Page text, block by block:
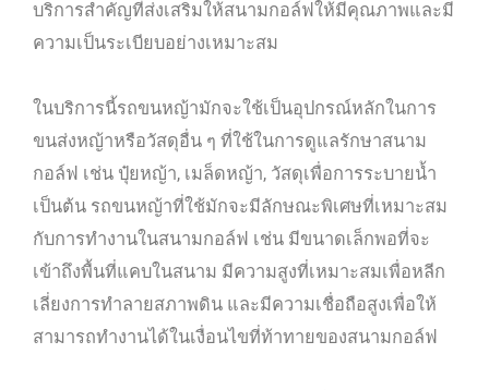
บริการสำคัญที่ส่งเสริมให้สนามกอล์ฟให้มีคุณภาพและมี
ความเป็นระเบียบอย่างเหมาะสม
ในบริการนี้รถขนหญ้ามักจะใช้เป็นอุปกรณ์หลักในการ
ขนส่งหญ้าหรือวัสดุอื่น ๆ ที่ใช้ในการดูแลรักษาสนาม
กอล์ฟ เช่น ปุ๋ยหญ้า, เมล็ดหญ้า, วัสดุเพื่อการระบายน้ำ
เป็นต้น รถขนหญ้าที่ใช้มักจะมีลักษณะพิเศษที่เหมาะสม
กับการทำงานในสนามกอล์ฟ เช่น มีขนาดเล็กพอที่จะ
เข้าถึงพื้นที่แคบในสนาม มีความสูงที่เหมาะสมเพื่อหลีก
เลี่ยงการทำลายสภาพดิน และมีความเชื่อถือสูงเพื่อให้
สามารถทำงานได้ในเงื่อนไขที่ท้าทายของสนามกอล์ฟ